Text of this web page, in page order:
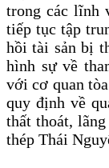
trong các lĩnh
tiếp tục tập
hồi tài sảnbị
hình sự về
với cơ quan
quy định về
thất thoát,
thép Thái